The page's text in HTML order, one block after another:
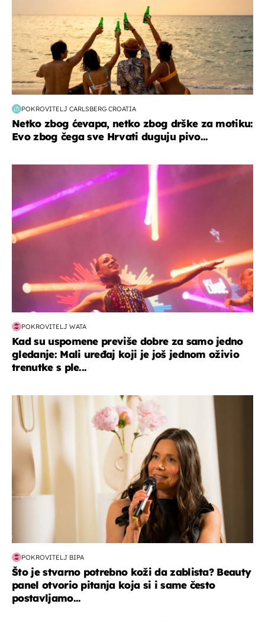
POKROVITELJ CARLSBERG CROATIA
Netko zbog ćevapa, netko zbog drške za motiku:
Evo zbog čega sve Hrvati duguju pivo...
POKROVITELJ WATA
Kad su uspomene previše dobre za samo jedno
gledanje: Mali uređaj koji je još jednom oživio
trenutke s ple...
moda & ljepota
POKROVITELJ BIPA
Što je stvarno potrebno koži da zablista? Beauty
panel otvorio pitanja koja si i same često
postavljamo...